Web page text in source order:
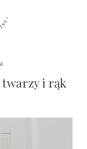
i rąk